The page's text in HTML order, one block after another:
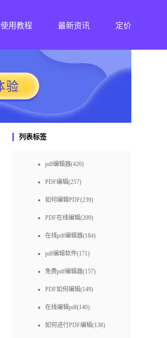
使用教程 最新资讯 定价
列表标签
pdf编辑器(420)
PDF编辑(257)
如何编辑PDF(239)
PDF在线编辑(209)
在线pdf编辑器(184)
pdf编辑软件(171)
免费pdf编辑器(157)
PDF如何编辑(149)
在线编辑pdf(140)
如何进行PDF编辑(138)